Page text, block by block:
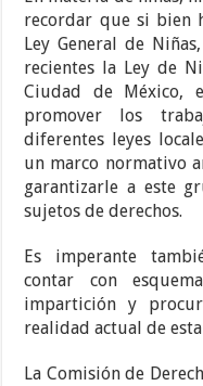
recordar que si bien
Ley General de
recientes la Ley de
Ciudad de México,
promover los
diferentes leyes
un marco normativo
garantizarle a este
sujetos de derechos.
Es imperante
contar con
impartición y
realidad actual de
La Comisión de